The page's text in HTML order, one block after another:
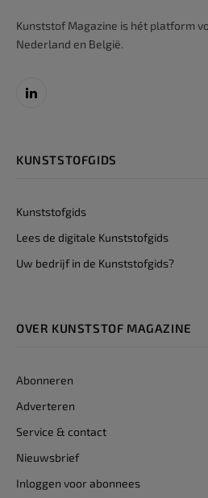
Kunststof Magazine is hét platform
Nederland en België.
LinkedIn
KUNSTSTOFGIDS
Kunststofgids
Lees de digitale Kunststofgids
Uw bedrijf in de Kunststofgids?
OVER KUNSTSTOF MAGAZINE
Abonneren
Adverteren
Service & contact
Nieuwsbrief
Inloggen voor abonnees